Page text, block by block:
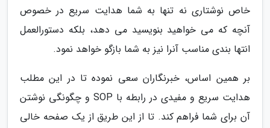
خاص نوشتاری نه تنها به شما هدایت سریع در خصوص
آنچه که می خواهید بنویسید می دهد، بلکه دستورالعمل
انتها بندی مناسب آنرا نیز به شما بازگو خواهد نمود.
بر همین اساس، خبرنگاران سعی نموده تا در این مطلب
هدایت سریع و مفیدی در رابطه با SOP و چگونگی نوشتن
آن برای شما فراهم کند. تا از این طریق از یک صفحه خالی